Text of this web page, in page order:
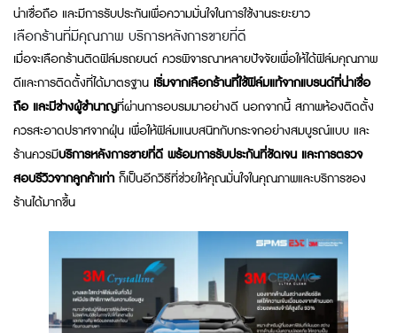
น่าเชื่อถือ และมีการรับประกันเพื่อความมั่นใจในการใช้งานระยะยาว
เลือกร้านที่มีคุณภาพ บริการหลังการขายที่ดี
เมื่อจะเลือกร้านติดฟิล์มรถยนต์ ควรพิจารณาหลายปัจจัยเพื่อให้ได้ฟิล์มคุณภาพ
ดีและการติดตั้งที่ได้มาตรฐาน เริ่มจากเลือกร้านที่ใช้ฟิล์มแท้จากแบรนด์ที่น่าเชื่อ
ถือ และมีช่างผู้ชำนาญที่ผ่านการอบรมมาอย่างดี นอกจากนี้ สภาพห้องติดตั้ง
ควรสะอาดปราศจากฝุ่น เพื่อให้ฟิล์มแนบสนิทกับกระจกอย่างสมบูรณ์แบบ และ
ร้านควรมีบริการหลังการขายที่ดี พร้อมการรับประกันที่ชัดเจน และการตรวจ
สอบรีวิวจากลูกค้าเก่าก็เป็นอีกวิธีที่ช่วยให้คุณมั่นใจในคุณภาพและบริการของ
ร้านได้มากขึ้น